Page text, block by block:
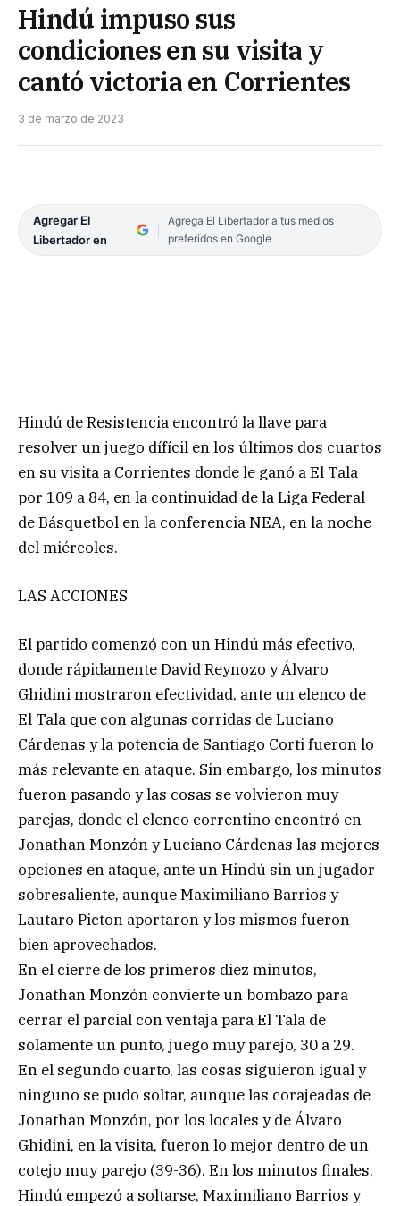
Hindú impuso sus
condiciones en su visita y
cantó victoria en Corrientes
3 de marzo de 2023
Agregar El
Libertador en
Agrega El Libertador a tus medios
preferidos en Google
Hindú de Resistencia encontró la llave para
resolver un juego dífícil en los últimos dos cuartos
en su visita a Corrientes donde le ganó a El Tala
por 109 a 84, en la continuidad de la Liga Federal
de Básquetbol en la conferencia NEA, en la noche
del miércoles.
LAS ACCIONES
El partido comenzó con un Hindú más efectivo,
donde rápidamente David Reynozo y Álvaro
Ghidini mostraron efectividad, ante un elenco de
El Tala que con algunas corridas de Luciano
Cárdenas y la potencia de Santiago Corti fueron lo
más relevante en ataque. Sin embargo, los minutos
fueron pasando y las cosas se volvieron muy
parejas, donde el elenco correntino encontró en
Jonathan Monzón y Luciano Cárdenas las mejores
opciones en ataque, ante un Hindú sin un jugador
sobresaliente, aunque Maximiliano Barrios y
Lautaro Picton aportaron y los mismos fueron
bien aprovechados.
En el cierre de los primeros diez minutos,
Jonathan Monzón convierte un bombazo para
cerrar el parcial con ventaja para El Tala de
solamente un punto, juego muy parejo, 30 a 29.
En el segundo cuarto, las cosas siguieron igual y
ninguno se pudo soltar, aunque las corajeadas de
Jonathan Monzón, por los locales y de Álvaro
Ghidini, en la visita, fueron lo mejor dentro de un
cotejo muy parejo (39-36). En los minutos finales,
Hindú empezó a soltarse, Maximiliano Barrios y